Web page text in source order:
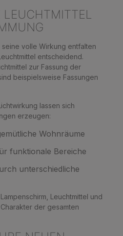
LEUCHTMITTEL
seine volle Wirkung entfalten
entscheidend.
zur Fassung der
beispielsweise Fassungen
lassen sich
erzeugen:
Wohnräume
funktionale Bereiche
unterschiedliche
Leuchtmittel und
der gesamten